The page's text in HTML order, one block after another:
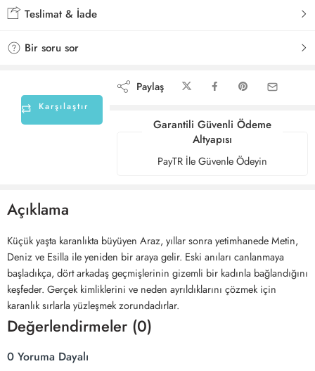
Teslimat & İade
Bir soru sor
Karşılaştır
Paylaş
Garantili Güvenli Ödeme
Altyapısı
PayTR İle Güvenle Ödeyin
Açıklama
Küçük yaşta karanlıkta büyüyen Araz, yıllar sonra yetimhanede Metin,
Deniz ve Esilla ile yeniden bir araya gelir. Eski anıları canlanmaya
başladıkça, dört arkadaş geçmişlerinin gizemli bir kadınla bağlandığını
keşfeder. Gerçek kimliklerini ve neden ayrıldıklarını çözmek için
karanlık sırlarla yüzleşmek zorundadırlar.
Değerlendirmeler (0)
0 Yoruma Dayalı